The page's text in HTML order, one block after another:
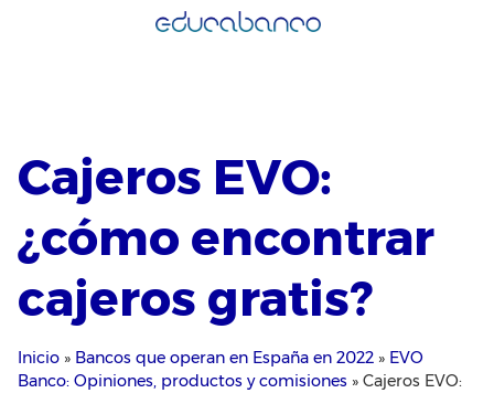
Cajeros EVO:
¿cómo encontrar
cajeros gratis?
Inicio » Bancos que operan en España en 2022 » EVO
Banco: Opiniones, productos y comisiones » Cajeros EVO: